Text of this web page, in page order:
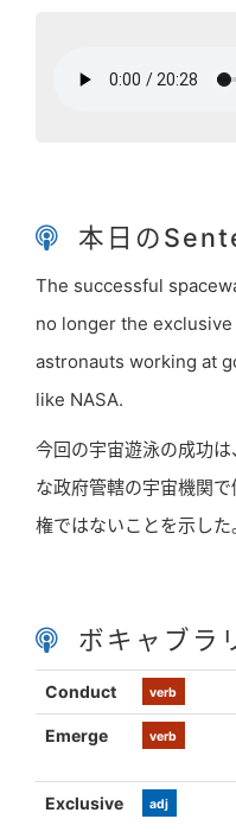
本日の
The successful
no longer the
astronauts working at
like NASA.
今回の宇宙遊泳の成功
な政府管轄の宇宙機関
権ではないことを示した
ボキャブラ
Conduct verb
Emerge verb
Exclusive adj